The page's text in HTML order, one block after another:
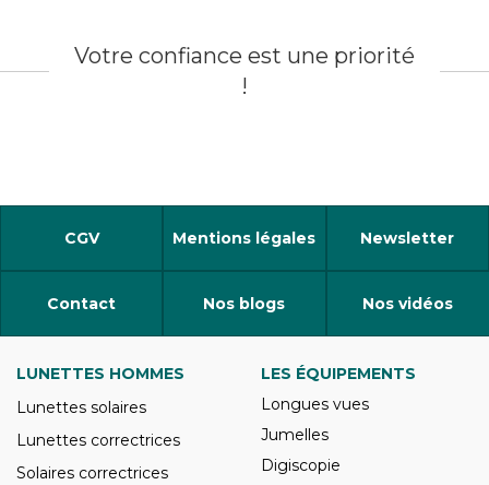
Votre confiance est une priorité
!
CGV Mentions légales Newsletter
Contact Nos blogs Nos vidéos
LUNETTES HOMMES
Lunettes solaires
Lunettes correctrices
Solaires correctrices
LES ÉQUIPEMENTS
Longues vues
Jumelles
Digiscopie